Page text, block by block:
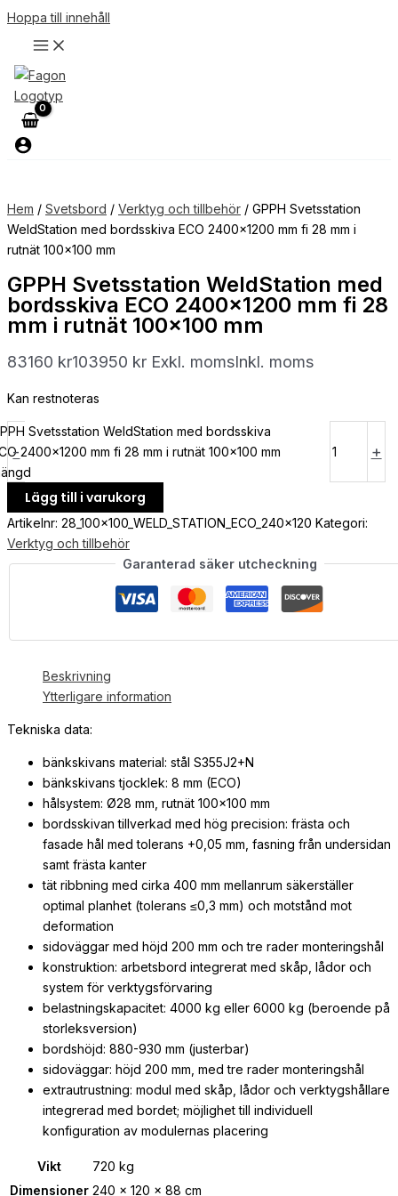
Hoppa till innehåll
Hem / Svetsbord / Verktyg och tillbehör / GPPH Svetsstation
WeldStation med bordsskiva ECO 2400×1200 mm fi 28 mm i
rutnät 100×100 mm
GPPH Svetsstation WeldStation med
bordsskiva ECO 2400×1200 mm fi 28
mm i rutnät 100×100 mm
83160 kr103950 kr Exkl. momsInkl. moms
Kan restnoteras
-
Svetsstation WeldStation med bordsskiva
2400x1200 mm fi 28 mm i rutnät 100x100 mm
+
Lägg till i varukorg
Artikelnr: 28_100x100_WELD_STATION_ECO_240x120 Kategori:
Verktyg och tillbehör
Garanterad säker utcheckning
Beskrivning
Ytterligare information
Tekniska data:
bänkskivans material: stål S355J2+N
bänkskivans tjocklek: 8 mm (ECO)
hålsystem: Ø28 mm, rutnät 100×100 mm
bordsskivan tillverkad med hög precision: frästa och
fasade hål med tolerans +0,05 mm, fasning från undersidan
samt frästa kanter
tät ribbning med cirka 400 mm mellanrum säkerställer
optimal planhet (tolerans ≤0,3 mm) och motstånd mot
deformation
sidoväggar med höjd 200 mm och tre rader monteringshål
konstruktion: arbetsbord integrerat med skåp, lådor och
system för verktygsförvaring
belastningskapacitet: 4000 kg eller 6000 kg (beroende på
storleksversion)
bordshöjd: 880-930 mm (justerbar)
sidoväggar: höjd 200 mm, med tre rader monteringshål
extrautrustning: modul med skåp, lådor och verktygshållare
integrerad med bordet; möjlighet till individuell
konfiguration av modulernas placering
Vikt
720 kg
Dimensioner 240 × 120 × 88 cm